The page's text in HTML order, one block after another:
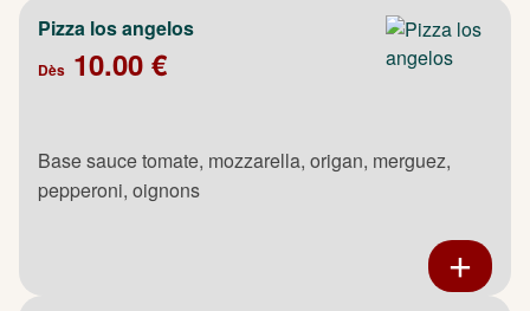
Pizza los angelos
Dès 10.00 €
Base sauce tomate, mozzarella, origan, merguez,
pepperoni, oignons